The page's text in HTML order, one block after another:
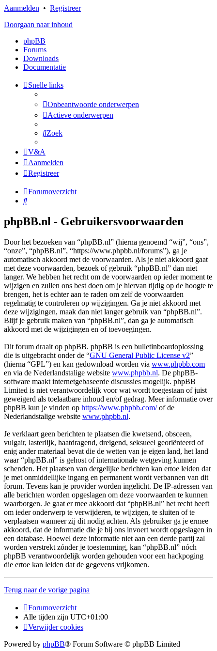
Aanmelden • Registreer
Doorgaan naar inhoud
phpBB
Forums
Downloads
Documentatie
Snelle links
Onbeantwoorde onderwerpen
Actieve onderwerpen
Zoek
V&A
Aanmelden
Registreer
Forumoverzicht
Zoek
phpBB.nl - Gebruikersvoorwaarden
Door het bezoeken van “phpBB.nl” (hierna genoemd “wij”, “ons”,
“onze”, “phpBB.nl”, “https://www.phpbb.nl/forums”), ga je
automatisch akkoord met de voorwaarden. Als je niet akkoord gaat
met deze voorwaarden, bezoek of gebruik “phpBB.nl” dan niet
langer. We hebben het recht om de voorwaarden op ieder moment te
wijzigen en zullen ons best doen om je hiervan tijdig op de hoogte te
brengen, het is echter aan te raden om zelf de voorwaarden
regelmatig te controleren op wijzigingen. Ga je niet akkoord met
deze wijzigingen, maak dan niet langer gebruik van “phpBB.nl”.
Blijf je gebruik maken van “phpBB.nl”, dan ga je automatisch
akkoord met de wijzigingen en of toevoegingen.
Dit forum draait op phpBB. phpBB is een bulletinboardoplossing
die is uitgebracht onder de “GNU General Public License v2”
(hierna “GPL”) en kan gedownload worden via www.phpbb.com
en via de Nederlandstalige website www.phpbb.nl. De phpBB-
software maakt internetgebaseerde discussies mogelijk. phpBB
Limited is niet verantwoordelijk voor wat wordt toegestaan of juist
geweigerd als toelaatbare inhoud en/of gedrag. Meer informatie over
phpBB kun je vinden op https://www.phpbb.com/of de
Nederlandstalige website www.phpbb.nl.
Je verklaart geen berichten te plaatsen die kwetsend, obsceen,
vulgair, lasterlijk, haatdragend, dreigend, seksueel georiënteerd of
enig ander materiaal bevat die de wetten van je eigen land, het land
waar “phpBB.nl” is gehost of internationale wetgeving kunnen
schenden. Het plaatsen van dergelijke berichten kan ertoe leiden dat
je met onmiddellijke ingang en permanent wordt verbannen van dit
forum. Tevens kan je provider worden ingelicht. De IP-adressen van
alle berichten worden opgeslagen om deze voorwaarden te kunnen
waarborgen. Je gaat er mee akkoord dat “phpBB.nl” het recht heeft
om ieder onderwerp te verwijderen, te wijzigen, te sluiten of te
verplaatsen wanneer zij dit nodig achten. Als gebruiker ga je ermee
akkoord, dat de informatie die je bij ons invoert wordt opgeslagen in
een database. Hoewel deze informatie niet aan een derde partij zal
worden verstrekt zónder je toestemming, kan “phpBB.nl” nóch
phpBB verantwoordelijk worden gehouden voor een hackpoging
die ertoe kan leiden dat de gegevens vrijkomen.
Terug naar de vorige pagina
Forumoverzicht
Alle tijden zijn UTC+01:00
Verwijder cookies
Powered by phpBB® Forum Software © phpBB Limited